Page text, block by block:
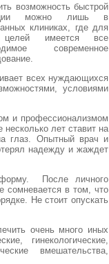
возможность быстрой
можно лишь в
клиниках, где для
имеется все
современное
всех нуждающихся
условиями
и профессионализмом
несколько лет ставит на
глаз. Опытный врач и
надежду и жаждет
После личного
сомневается в том, что
Не стоит опускать
очень много иных
гинекологические,
вмешательства,